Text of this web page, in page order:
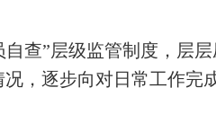
查”层级监管制度，层
，逐步向对日常工作完